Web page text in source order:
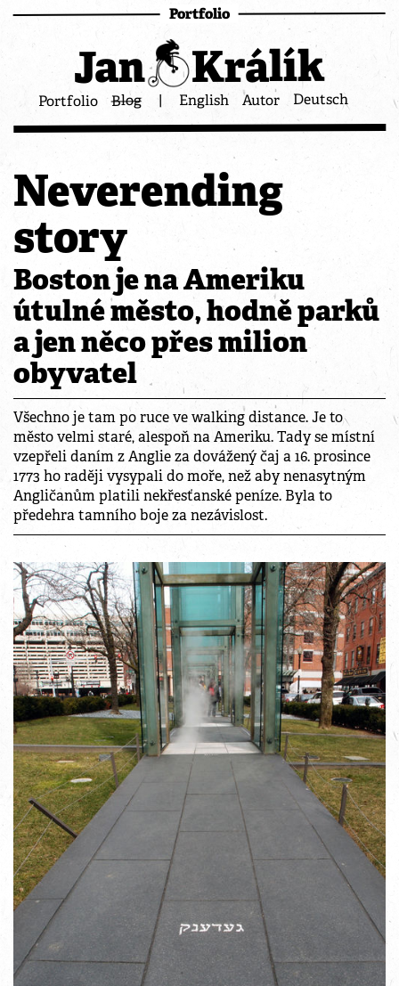
Portfolio
Jan Králík
Portfolio Blog | English Autor Deutsch
Neverending
story
Boston je na Ameriku
útulné město, hodně parků
a jen něco přes milion
obyvatel
Všechno je tam po ruce ve walking distance. Je to
město velmi staré, alespoň na Ameriku. Tady se místní
vzepřeli daním z Anglie za dovážený čaj a 16. prosince
1773 ho raději vysypali do moře, než aby nenasytným
Angličanům platili nekřesťanské peníze. Byla to
předehra tamního boje za nezávislost.